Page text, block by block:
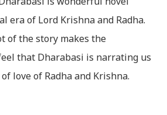
era of Lord Krishna and Radha.
of the story makes the
that Dharabasi is narrating us
love of Radha and Krishna.